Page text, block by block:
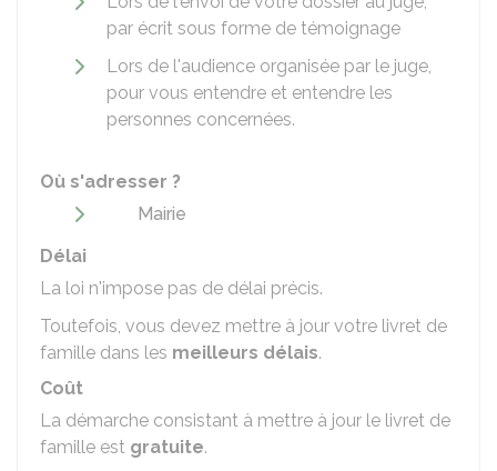
par écrit sous forme de témoignage
Lors de l'audience organisée par le juge,
pour vous entendre et entendre les
personnes concernées.
Où s'adresser ?
Mairie
Délai
La loi n'impose pas de délai précis.
Toutefois, vous devez mettre à jour votre livret de
famille dans les meilleurs délais.
Coût
La démarche consistant à mettre à jour le livret de
famille est gratuite.